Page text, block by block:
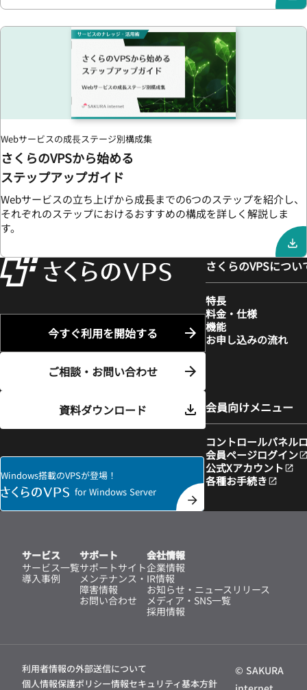
Webサービスの成⻑ステージ別構成集
さくらのVPSから始める
ステップアップガイド
Webサービスの立ち上げから成長までの6つのステップを紹介し、
それぞれのステップにおけるおすすめの構成を詳しく解説しま
す。
今すぐ利用を開始する
ご相談・お問い合わせ
資料ダウンロード
Windows搭載のVPSが登場！
for Windows Server
さくらのVPSについ
特長
料金・仕様
機能
お申し込みの流れ
会員向けメニュー
コントロールパネル
会員ページログイン
公式Xアカウント
各種お手続き
サービス
サービス一覧
導入事例
サポート
サポートサイト
メンテナンス・
障害情報
お問い合わせ
会社情報
企業情報
IR情報
お知らせ・ニュースリリース
メディア・SNS一覧
採用情報
利用者情報の外部送信について
個人情報保護ポリシー情報セキュリティ基本方針
© SAKURA